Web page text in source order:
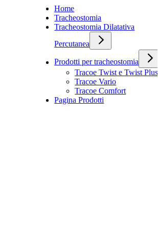
Home
Tracheostomia
Tracheostomia Dilatativa
Percutanea
Prodotti per tracheostomia
Tracoe Twist e Twist Plus
Tracoe Vario
Tracoe Comfort
Pagina Prodotti